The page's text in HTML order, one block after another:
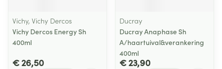
Vichy, Vichy Dercos
Vichy Dercos Energy Sh
400ml
€ 26,50
Ducray
Ducray Anaphase Sh
A/haartuival&verankering
400ml
€ 23,90